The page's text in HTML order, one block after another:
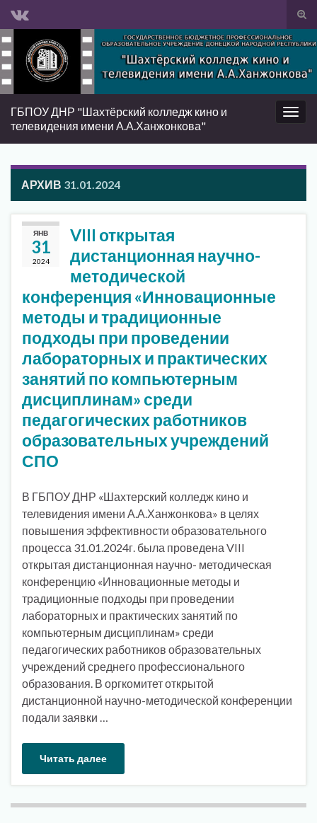
Вкл/
Search for:
Вкл/
ГБПОУ ДНР "Шахтёрский колледж кино и
телевидения имени А.А.Ханжонкова"
АРХИВ 31.01.2024
ЯНВ
31
2024
VIII открытая
дистанционная научно-
методической
конференция «Инновационные
методы и традиционные
подходы при проведении
лабораторных и практических
занятий по компьютерным
дисциплинам» среди
педагогических работников
образовательных учреждений
СПО
В ГБПОУ ДНР «Шахтерский колледж кино и
телевидения имени А.А.Ханжонкова» в целях
повышения эффективности образовательного
процесса 31.01.2024г. была проведена VIII
открытая дистанционная научно- методическая
конференцию «Инновационные методы и
традиционные подходы при проведении
лабораторных и практических занятий по
компьютерным дисциплинам» среди
педагогических работников образовательных
учреждений среднего профессионального
образования. В оргкомитет открытой
дистанционной научно-методической конференции
подали заявки …
Читать далее